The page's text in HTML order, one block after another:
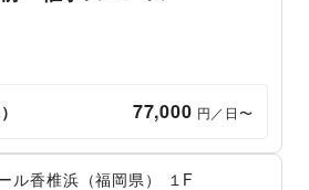
77,000 円／日〜
ル香椎浜（福岡県） １F